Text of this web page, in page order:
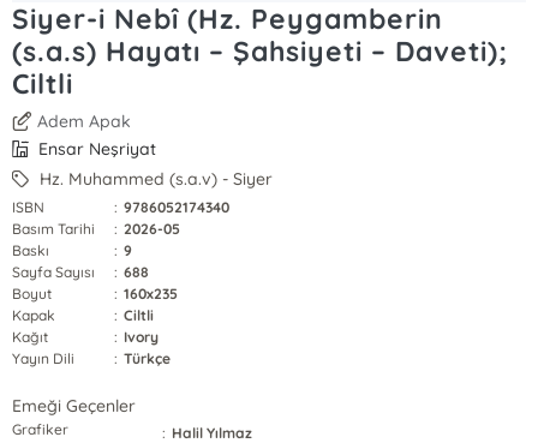
Siyer-i Nebî (Hz. Peygamberin
(s.a.s) Hayatı – Şahsiyeti – Daveti);
Ciltli
Adem Apak
Ensar Neşriyat
Hz. Muhammed (s.a.v) - Siyer
ISBN : 9786052174340
Basım Tarihi
: 2026-05
Baskı
: 9
Sayfa Sayısı
: 688
Boyut
: 160x235
Kapak
: Ciltli
Kağıt
: Ivory
Yayın Dili
: Türkçe
Emeği Geçenler
Grafiker : Halil Yılmaz